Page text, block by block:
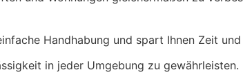
Handhabung und spart Ihnen Zeit und
in jeder Umgebung zu gewährleisten.